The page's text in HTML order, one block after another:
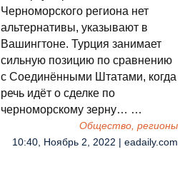
Черноморского региона нет
альтернативы, указывают в
Вашингтоне. Турция занимает
сильную позицию по сравнению
с Соединëнными Штатами, когда
речь идëт о сделке по
черноморскому зерну… …
Общество, регионы
10:40, Ноябрь 2, 2022 | eadaily.com